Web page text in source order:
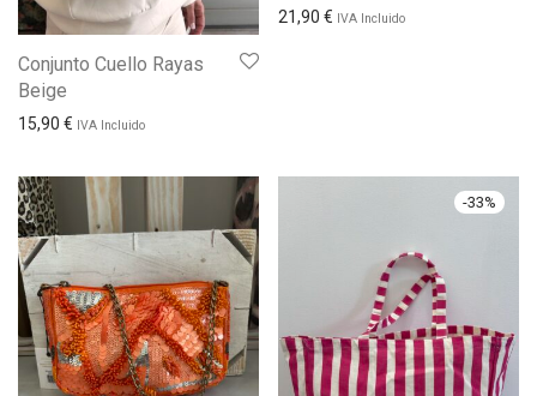
Conjunto Cuello Rayas
Beige
15,90 € IVA Incluido
21,90 € IVA Incluido
-33%